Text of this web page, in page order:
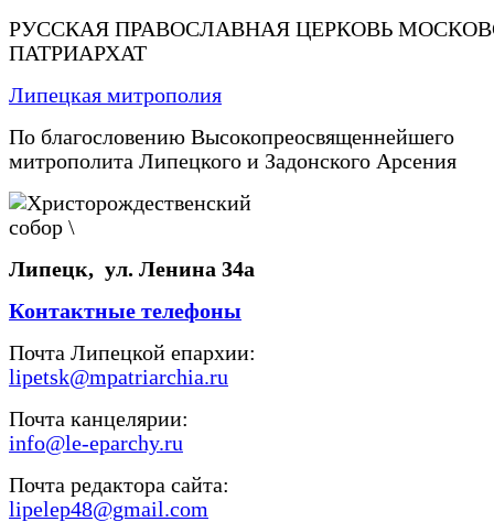
РУССКАЯ ПРАВОСЛАВНАЯ ЦЕРКОВЬ
ПАТРИАРХАТ
Липецкая митрополия
По благословению Высокопреосвященнейшего
митрополита Липецкого и Задонского Арсения
Липецк, ул. Ленина 34а
Контактные телефоны
Почта Липецкой епархии:
lipetsk@mpatriarchia.ru
Почта канцелярии:
info@le-eparchy.ru
Почта редактора сайта:
lipelep48@gmail.com